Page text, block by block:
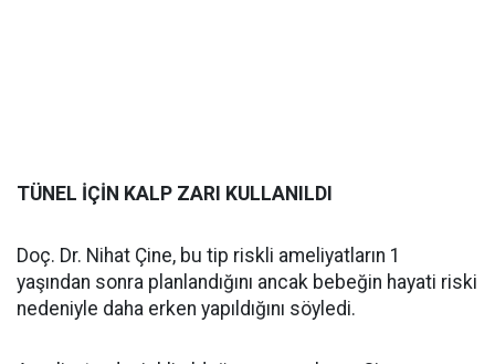
TÜNEL İÇİN KALP ZARI KULLANILDI
Doç. Dr. Nihat Çine, bu tip riskli ameliyatların 1
yaşından sonra planlandığını ancak bebeğin hayati riski
nedeniyle daha erken yapıldığını söyledi.